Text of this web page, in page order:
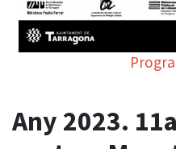
Any 2023.